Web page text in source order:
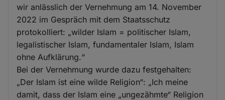
wir anlässlich der Vernehmung am 14. November
2022 im Gespräch mit dem Staatsschutz
protokolliert: „wilder Islam = politischer Islam,
legalistischer Islam, fundamentaler Islam, Islam
ohne Aufklärung.“
Bei der Vernehmung wurde dazu festgehalten:
„Der Islam ist eine wilde Religion“: „Ich meine
damit, dass der Islam eine „ungezähmte“ Religion